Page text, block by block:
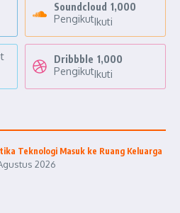
Soundcloud 1,000
PengikutIkuti
Dribbble 1,000
PengikutIkuti
Teknologi Masuk ke Ruang Keluarga
2026